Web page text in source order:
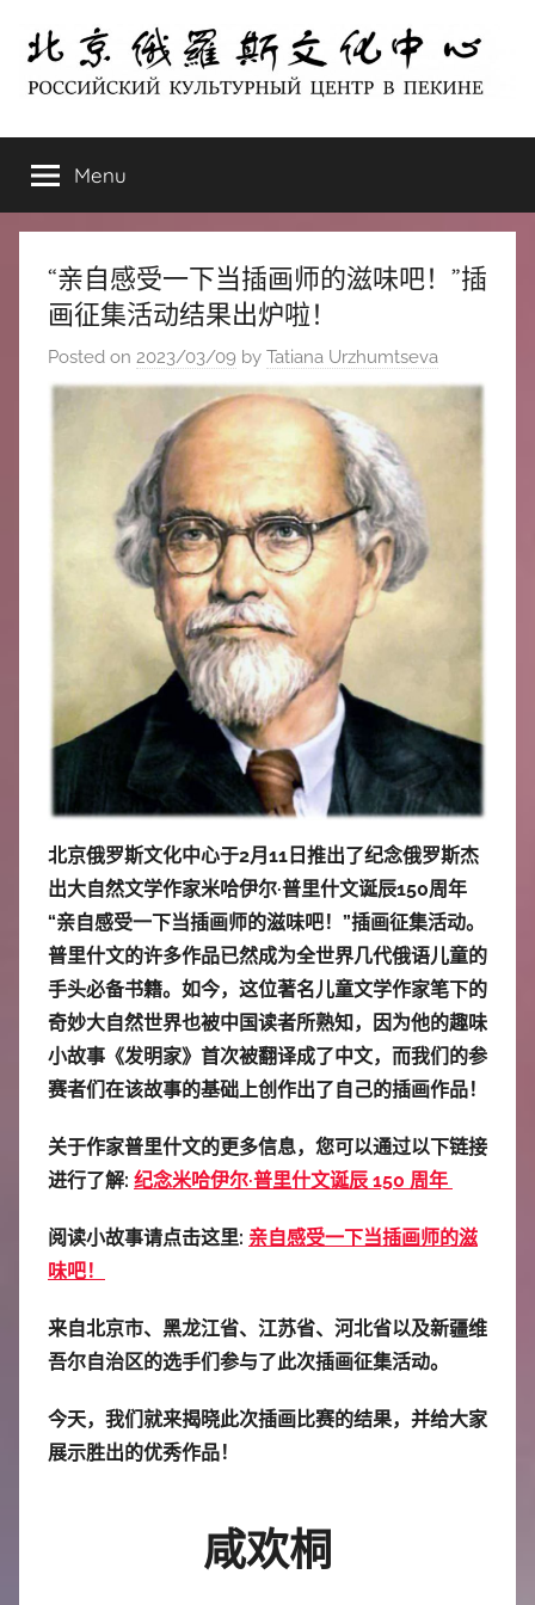
content
北
京
俄
罗
斯
ЦЕНТР
В
ПЕКИНЕ
Menu
“亲自感受一下当插画师的滋味吧！”插
画征集活动结果出炉啦！
Posted on 2023/03/09 by Tatiana Urzhumtseva
北京俄罗斯文化中心于2月11日推出了纪念俄罗斯杰
出大自然文学作家米哈伊尔·普里什文诞辰150周年
“亲自感受一下当插画师的滋味吧！”插画征集活动。
普里什文的许多作品已然成为全世界几代俄语儿童的
手头必备书籍。如今，这位著名儿童文学作家笔下的
奇妙大自然世界也被中国读者所熟知，因为他的趣味
小故事《发明家》首次被翻译成了中文，而我们的参
赛者们在该故事的基础上创作出了自己的插画作品！
关于作家普里什文的更多信息，您可以通过以下链接
进行了解: 纪念米哈伊尔·普里什文诞辰 150 周年
阅读小故事请点击这里: 亲自感受一下当插画师的滋
味吧！
来自北京市、黑龙江省、江苏省、河北省以及新疆维
吾尔自治区的选手们参与了此次插画征集活动。
今天，我们就来揭晓此次插画比赛的结果，并给大家
展示胜出的优秀作品！
咸欢桐